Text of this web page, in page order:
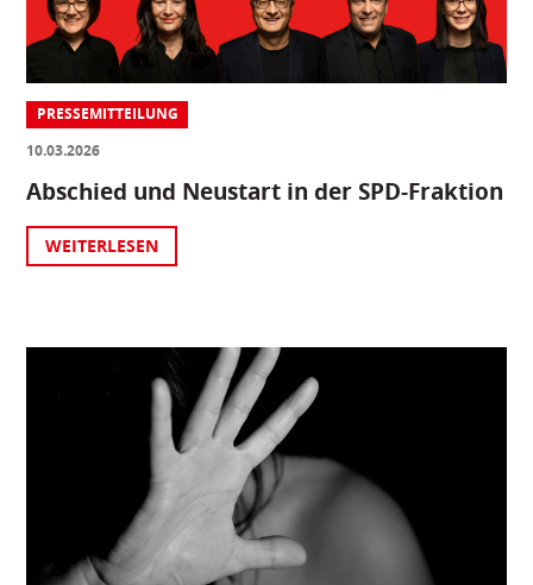
PRESSEMITTEILUNG
10.03.2026
Abschied und Neustart in der SPD-Fraktion
WEITERLESEN